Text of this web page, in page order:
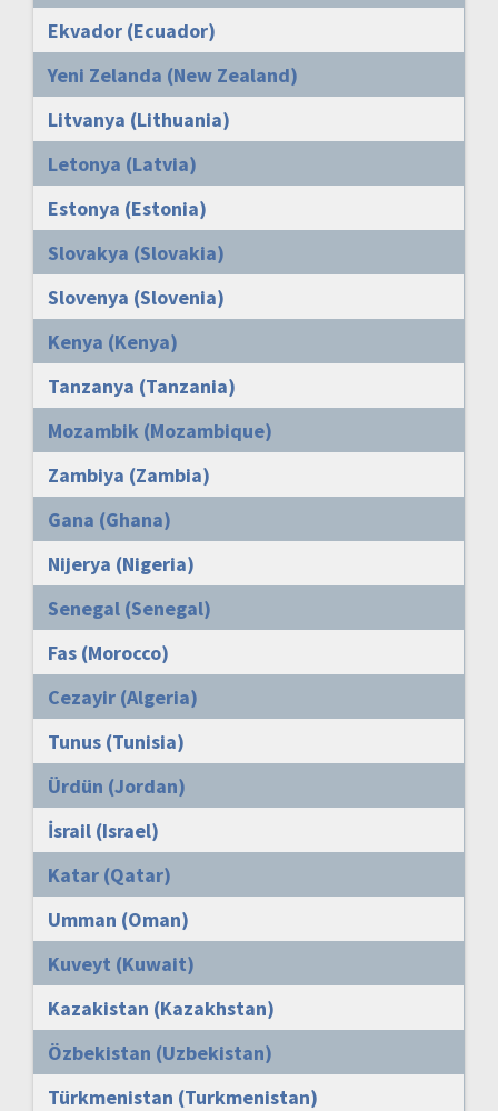
Ekvador (Ecuador)
Yeni Zelanda (New Zealand)
Litvanya (Lithuania)
Letonya (Latvia)
Estonya (Estonia)
Slovakya (Slovakia)
Slovenya (Slovenia)
Kenya (Kenya)
Tanzanya (Tanzania)
Mozambik (Mozambique)
Zambiya (Zambia)
Gana (Ghana)
Nijerya (Nigeria)
Senegal (Senegal)
Fas (Morocco)
Cezayir (Algeria)
Tunus (Tunisia)
Ürdün (Jordan)
İsrail (Israel)
Katar (Qatar)
Umman (Oman)
Kuveyt (Kuwait)
Kazakistan (Kazakhstan)
Özbekistan (Uzbekistan)
Türkmenistan (Turkmenistan)